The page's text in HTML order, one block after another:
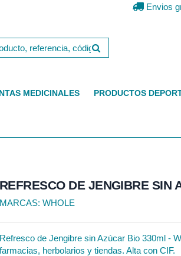
Envios
MEDICINALES PRODUCTOS
REFRESCO DE JENGIBRE SIN
MARCAS: WHOLE
Refresco de Jengibre sin Azúcar Bio 330ml -
farmacias, herbolarios y tiendas. Alta con CIF.